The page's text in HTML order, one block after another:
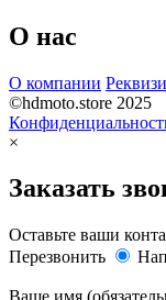
О нас
О компании
©hdmoto.store 2025
×
Заказать
Оставьте ваши
Перезвонить